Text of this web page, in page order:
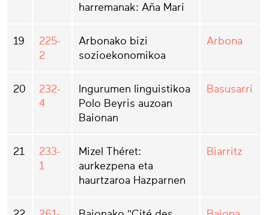
harremanak: Aña Mari
19
225-
2
Arbonako bizi
sozioekonomikoa
Arbona
20
232-
4
Ingurumen linguistikoa
Polo Beyris auzoan
Baionan
Basusarri
21
233-
1
Mizel Théret:
aurkezpena eta
haurtzaroa Hazparnen
Biarritz